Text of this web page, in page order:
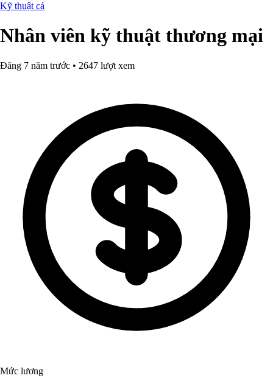
Kỹ thuật cá
Nhân viên kỹ thuật thương mại
Đăng 7 năm trước • 2647 lượt xem
Mức lương